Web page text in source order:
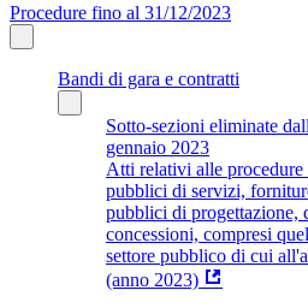
Procedure fino al 31/12/2023
Bandi di gara e contratti
Sotto-sezioni eliminate
gennaio 2023
Atti relativi alle
pubblici di servizi,
pubblici di progettazione,
concessioni, compresi
settore pubblico di cui
(anno 2023)